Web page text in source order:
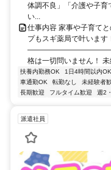
体調不良」「介護や子育
い...
仕事内容 家事や子育て
プもスギ薬局で叶います
格は一切問いません！ 未
扶養内勤務OK 1日4時間以内OK
車通勤OK
転勤なし 未経験者
長期歓迎
フルタイム歓迎 週2
派遣社員